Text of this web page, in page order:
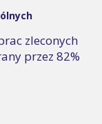
zleconych
przez 82%